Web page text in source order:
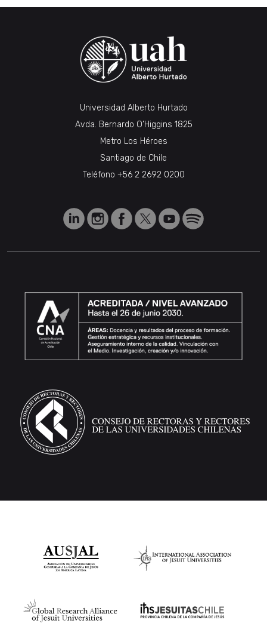
Universidad Alberto Hurtado
Avda. Bernardo O’Higgins 1825
Metro Los Héroes
Santiago de Chile
Teléfono +56 2 2692 0200